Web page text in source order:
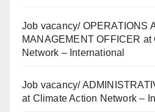
Job vacancy/ OPERATIONS
MANAGEMENT OFFICER at
Network – International
Job vacancy/
at Climate Action Network –